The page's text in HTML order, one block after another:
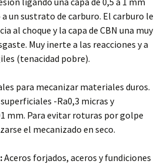
un sustrato de carburo. El carburo le
al choque y la capa de CBN una muy
Muy inerte a las reacciones y a
(tenacidad pobre).
para mecanizar materiales duros.
-Ra0,3 micras y
mm. Para evitar roturas por golpe
el mecanizado en seco.
Aceros forjados, aceros y fundiciones